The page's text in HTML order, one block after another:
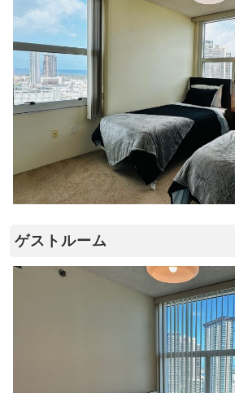
ゲストルーム